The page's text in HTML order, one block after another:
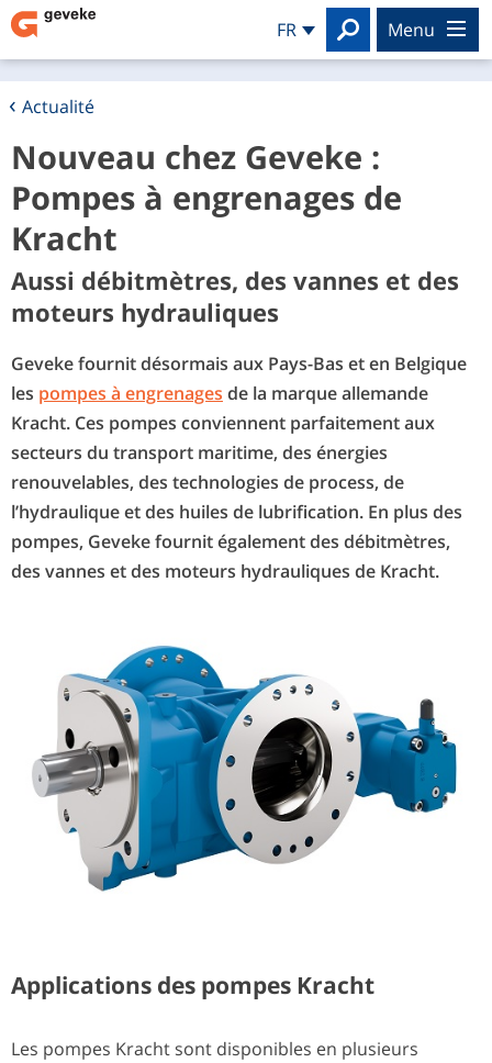
FR
Search
menu
Actualité
Nouveau chez Geveke :
Pompes à engrenages de
Kracht
Aussi débitmètres, des vannes et des
moteurs hydrauliques
Geveke fournit désormais aux Pays-Bas et en Belgique
les pompes à engrenages de la marque allemande
Kracht. Ces pompes conviennent parfaitement aux
secteurs du transport maritime, des énergies
renouvelables, des technologies de process, de
l’hydraulique et des huiles de lubrification. En plus des
pompes, Geveke fournit également des débitmètres,
des vannes et des moteurs hydrauliques de Kracht.
Applications des pompes Kracht
Les pompes Kracht sont disponibles en plusieurs